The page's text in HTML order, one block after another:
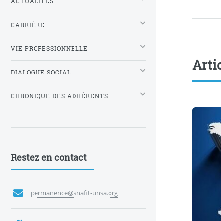
CARRIÈRE
VIE PROFESSIONNELLE
DIALOGUE SOCIAL
CHRONIQUE DES ADHÉRENTS
Restez en contact
permanence@snafit-unsa.org